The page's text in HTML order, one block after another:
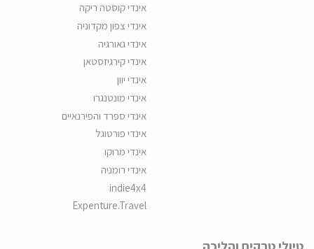
אינדי קוסטה ריקה
אינדי צפון מקדוניה
אינדי גאורגיה
אינדי קירגיזסטאן
אינדי יוון
אינדי מונטנגרו
אינדי ספרד והפירנאיים
אינדי פורטוגל
אינדי מרוקו
אינדי רומניה
indie4x4
Expenture.Travel